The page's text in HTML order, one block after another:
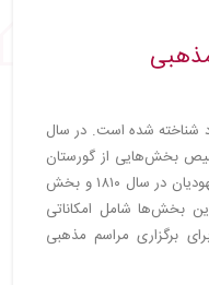
شناخته شده است. در سال
بخش‌هایی از گورستان
به مذاهب مختلف را فراهم کرد. بخش یهودیان در سال ۱۸۱۰ و بخش
شدند. این بخش‌ها شامل امکاناتی
برگزاری مراسم مذهبی